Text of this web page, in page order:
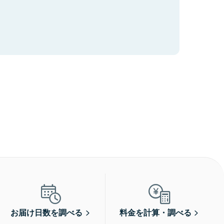
お届け日数を調べる 料金を計算・調べる